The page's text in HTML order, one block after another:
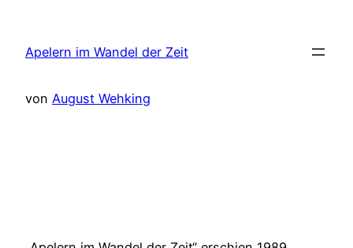
springen
Apelern im Wandel der Zeit
von August Wehking